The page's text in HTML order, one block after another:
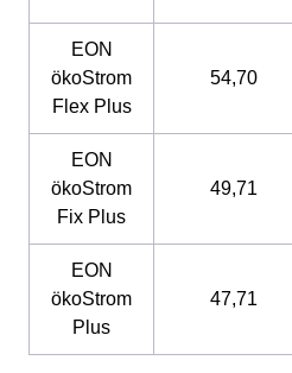
EON
ökoStrom
Flex Plus
54,70
EON
ökoStrom
Fix Plus
49,71
EON
ökoStrom
Plus
47,71